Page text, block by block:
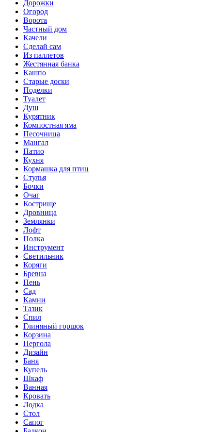
Дорожки
Огород
Ворота
Частный дом
Качели
Сделай сам
Из паллетов
Жестянная банка
Кашпо
Старые доски
Поделки
Туалет
Душ
Курятник
Компостная яма
Песочница
Мангал
Патио
Кухня
Кормашка для птиц
Стулья
Бочки
Очаг
Кострище
Дровница
Землянки
Лофт
Полка
Инструмент
Светильник
Коряги
Бревна
Пень
Сад
Камни
Тазик
Спил
Глиняный горшок
Корзина
Пергола
Дизайн
Баня
Купель
Шкаф
Ванная
Кровать
Лодка
Стол
Сапог